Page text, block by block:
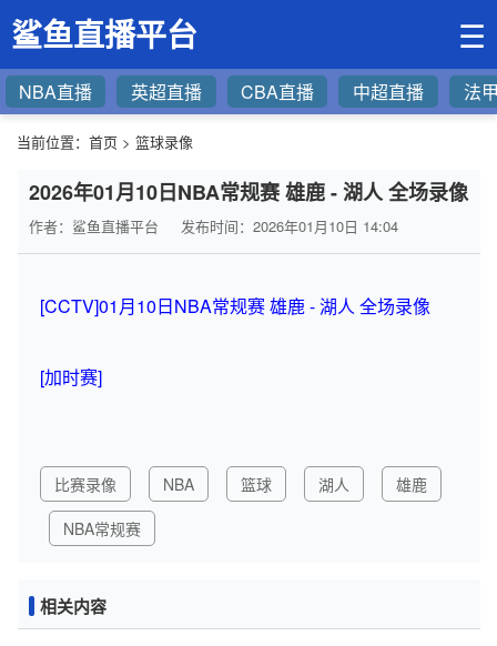
鲨鱼直播平台 ☰
NBA直播 英超直播 CBA直播 中超直播 法
当前位置： 首页 > 篮球录像
2026年01月10日NBA常规赛 雄鹿 - 湖人 全场录像
作者：鲨鱼直播平台 发布时间：2026年01月10日 14:04
[CCTV]01月10日NBA常规赛 雄鹿 - 湖人 全场录像
[加时赛]
比赛录像 NBA 篮球 湖人
雄鹿
NBA常规赛
相关内容